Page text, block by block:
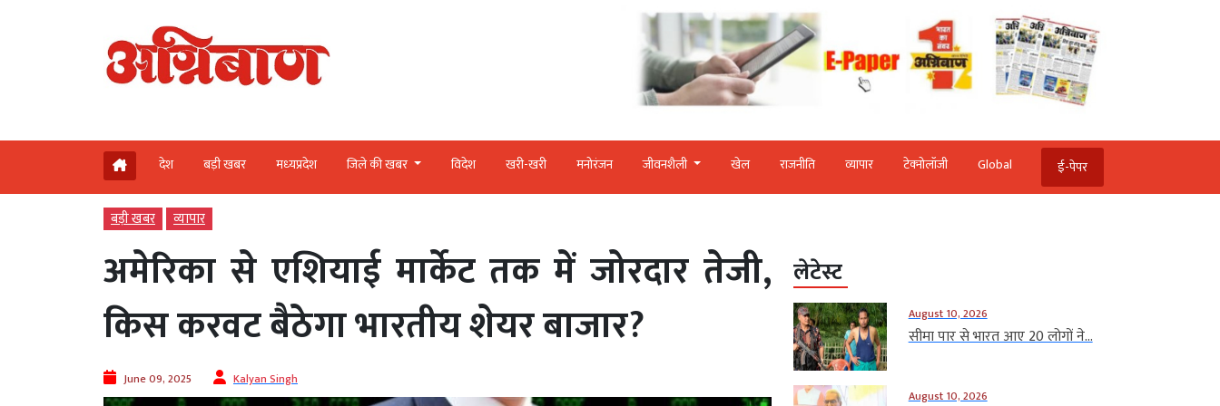
देश बड़ी खबर मध्‍यप्रदेश जिले की खबर विदेश खरी-खरी मनोरंजन जीवनशैली खेल राजनीति व्‍यापार टेक्‍नोलॉजी Global ई-पेपर
बड़ी खबर व्‍यापार
अमेरिका से एशियाई मार्केट तक में जोरदार तेजी,
किस करवट बैठेगा भारतीय शेयर बाजार?
June 09, 2025 Kalyan Singh
लेटेस्ट
August 10, 2026
सीमा पार से भारत आए 20 लोगों ने...
August 10, 2026